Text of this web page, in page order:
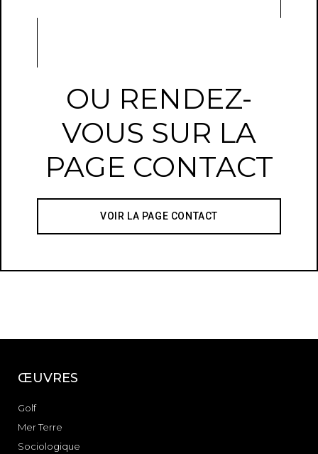
OU RENDEZ-
VOUS SUR LA
PAGE CONTACT
VOIR LA PAGE CONTACT
ŒUVRES
Golf
Mer Terre
Sociologique